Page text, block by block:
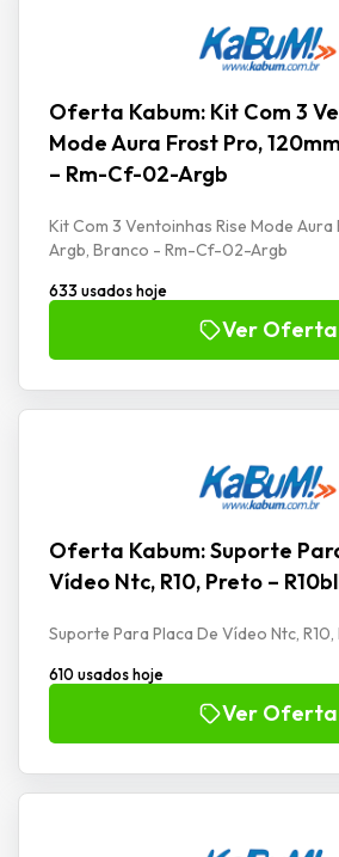
Oferta Kabum: Kit Com 3
Mode Aura Frost Pro,
– Rm-Cf-02-Argb
Kit Com 3 Ventoinhas Rise Mode Aura
Argb, Branco - Rm-Cf-02-Argb
633 usados hoje
Ver Oferta
Oferta Kabum: Suporte
Vídeo Ntc, R10, Preto –
Suporte Para Placa De Vídeo Ntc,
610 usados hoje
Ver Oferta